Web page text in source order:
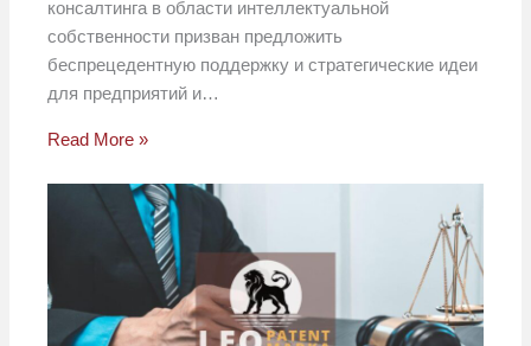
консалтинга в области интеллектуальной
собственности призван предложить
беспрецедентную поддержку и стратегические идеи
для предприятий и…
Read More »